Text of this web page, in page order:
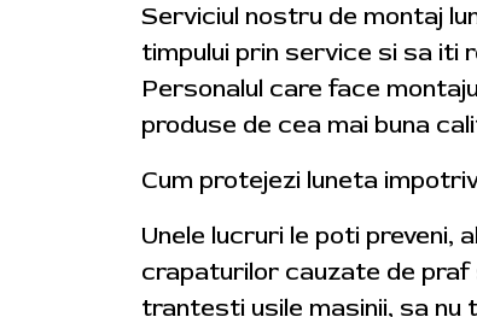
Serviciul nostru de montaj
timpului prin service si sa iti
Personalul care face
produse de cea mai buna
Cum protejezi luneta
Unele lucruri le poti preveni,
crapaturilor cauzate de praf
trantesti usile masinii, sa